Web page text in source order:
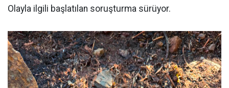
Olayla ilgili başlatılan soruşturma sürüyor.